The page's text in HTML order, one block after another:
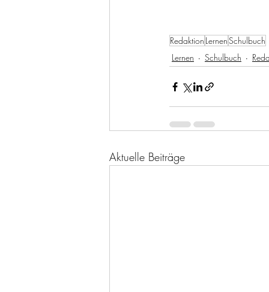
Redaktion LernenSchulbuch
Lernen
Schulbuch
Aktuelle Beiträge